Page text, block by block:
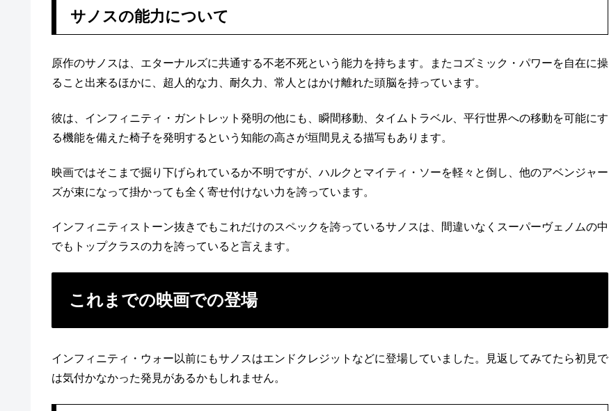
サノスの能力について
原作のサノスは、エターナルズに共通する不老不死という能力を持ちます。またコズミック・パワーを自在に操
ること出来るほかに、超人的な力、耐久力、常人とはかけ離れた頭脳を持っています。
彼は、インフィニティ・ガントレット発明の他にも、瞬間移動、タイムトラベル、平行世界への移動を可能にす
る機能を備えた椅子を発明するという知能の高さが垣間見える描写もあります。
映画ではそこまで掘り下げられているか不明ですが、ハルクとマイティ・ソーを軽々と倒し、他のアベンジャー
ズが束になって掛かっても全く寄せ付けない力を誇っています。
インフィニティストーン抜きでもこれだけのスペックを誇っているサノスは、間違いなくスーパーヴェノムの中
でもトップクラスの力を誇っていると言えます。
これまでの映画での登場
インフィニティ・ウォー以前にもサノスはエンドクレジットなどに登場していました。見返してみてたら初見で
は気付かなかった発見があるかもしれません。